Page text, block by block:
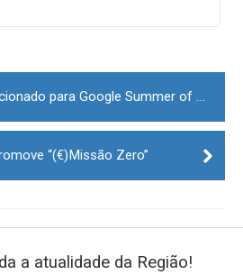
Aluno da UBI selecionado para Google Summer of Code
“(€)Missão Zero”
a atualidade da Região!